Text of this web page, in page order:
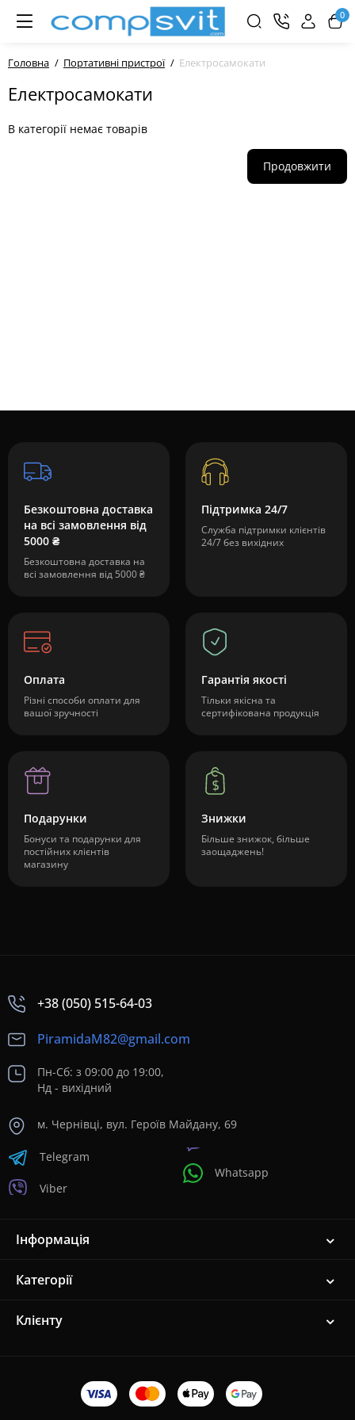
0
Головна Портативні пристрої Електросамокати
Електросамокати
В категорії немає товарів
Продовжити
Безкоштовна доставка
на всі замовлення від
5000 ₴
Безкоштовна доставка на
всі замовлення від 5000 ₴
Підтримка 24/7
Служба підтримки клієнтів
24/7 без вихідних
Оплата
Різні способи оплати для
вашої зручності
Гарантія якості
Тільки якісна та
сертифікована продукція
Подарунки
Бонуси та подарунки для
постійних клієнтів
магазину
Знижки
Більше знижок, більше
заощаджень!
+38 (050) 515-64-03
PiramidaM82@gmail.com
Пн-Сб: з 09:00 до 19:00,
Нд - вихідний
м. Чернівці, вул. Героїв Майдану, 69
Telegram
Viber
Whatsapp
Інформація
Категорії
Клієнту